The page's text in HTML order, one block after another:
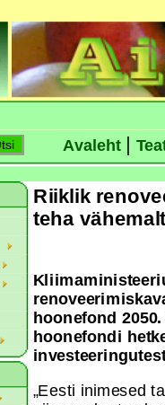
Avaleht|
Riiklik
teha
hoonefond
hoonefondi
„Eesti inimesed